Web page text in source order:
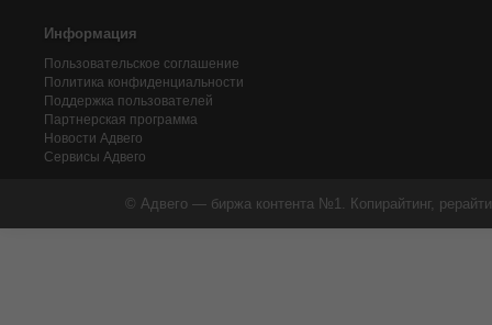
Информация
Пользовательское соглашение
Политика конфиденциальности
Поддержка пользователей
Партнерская программа
Новости Адвего
Сервисы Адвего
© Адвего — биржа контента №1. Копирайтинг,